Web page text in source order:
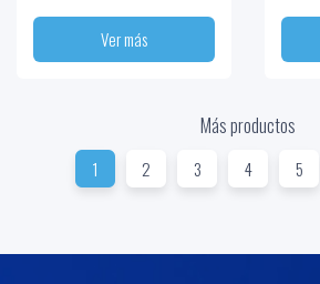
Ver más
Más productos
1 2 3 4 5